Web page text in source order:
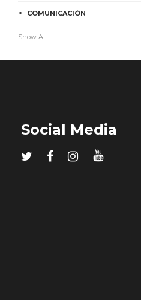
COMUNICACIÓN
Show All
Social Media